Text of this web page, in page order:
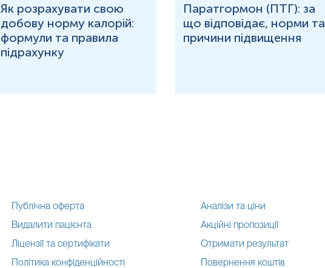
Як розрахувати свою
добову норму калорій:
формули та правила
підрахунку
Паратгормон (ПТГ): за
що відповідає, норми та
причини підвищення
Публічна оферта
Видалити пацієнта
Ліцензії та сертифікати
Політика конфіденційності
Аналізи та ціни
Акційні пропозиції
Отримати результат
Повернення коштів